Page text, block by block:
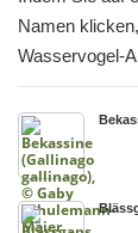
Namen
Wasservogel-